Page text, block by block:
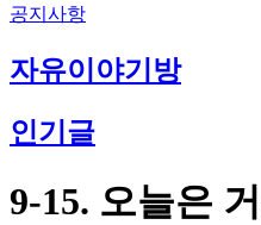
공지사항
자유이야기방
인기글
9-15. 오늘은